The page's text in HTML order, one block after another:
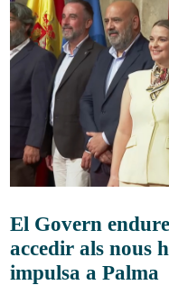
El Govern
accedir als nous
impulsa a Palma